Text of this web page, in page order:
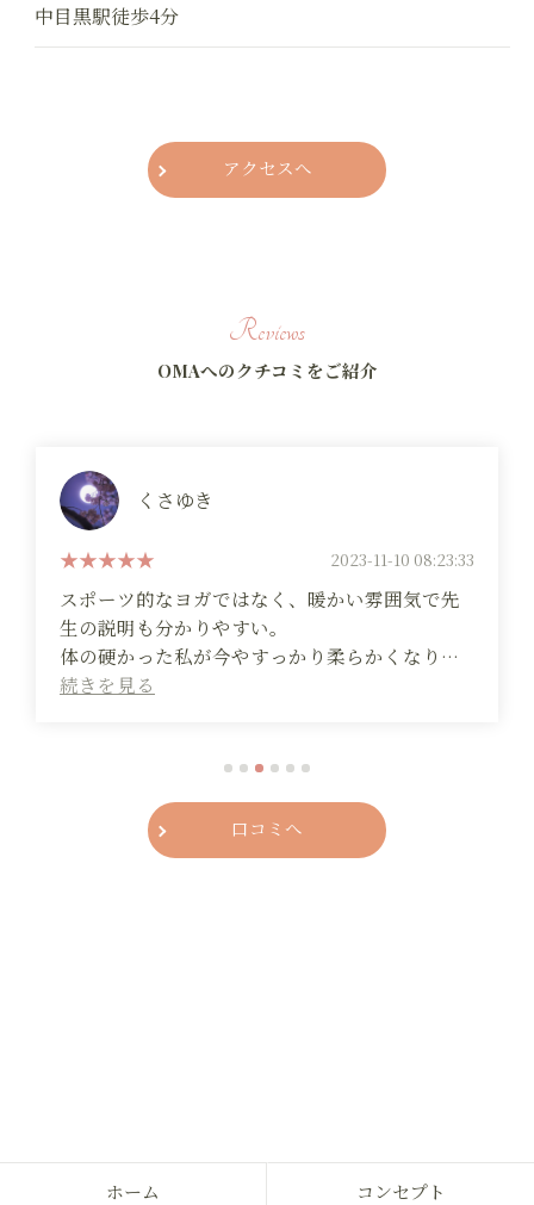
中目黒駅徒歩4分
アクセスへ
OMAへのクチコミをご紹介
Reviews
Risako Arito
2022-12-17 08:39:53
先生方がアーユルヴェーダの知識が豊富でお話
も上手なので毎回楽しく参加できています。
アーユルヴェーダの観点から自分を見つめ直す
ことができたり自分でも知らなかった一面を発
(Translated by Google)
The teachers have a wealth of knowledge
about Ayurveda and are good at speaking, so
I enjoy every session.
口コミへ
ホーム コンセプト